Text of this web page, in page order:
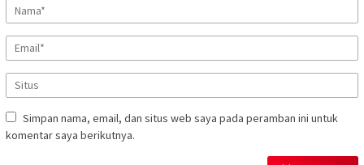
Simpan nama, email, dan situs web saya pada peramban ini untuk
komentar saya berikutnya.